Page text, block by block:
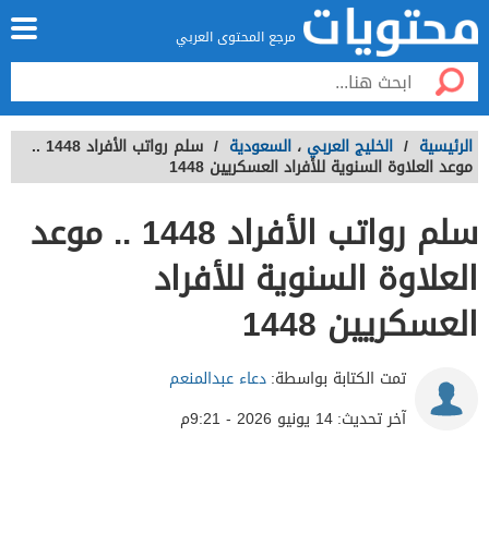
مرجع المحتوى العربي
الرئيسية / الخليج العربي ، السعودية / سلم رواتب الأفراد 1448 ..
موعد العلاوة السنوية للأفراد العسكريين 1448
سلم رواتب الأفراد 1448 .. موعد
العلاوة السنوية للأفراد
العسكريين 1448
تمت الكتابة بواسطة:دعاء عبدالمنعم
آخر تحديث:14 يونيو 2026 - 9:21م